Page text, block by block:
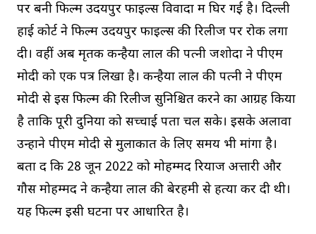
पर बनी फिल्म उदयपुर फाइल्स विवादों में घिर गई है। दिल्ली
हाई कोर्ट ने फिल्म उदयपुर फाइल्स की रिलीज पर रोक लगा
दी। वहीं अब मृतक कन्हैया लाल की पत्नी जशोदा ने पीएम
मोदी को एक पत्र लिखा है। कन्हैया लाल की पत्नी ने पीएम
मोदी से इस फिल्म की रिलीज सुनिश्चित करने का आग्रह किया
है ताकि पूरी दुनिया को सच्चाई पता चल सके। इसके अलावा
उन्होंने पीएम मोदी से मुलाकात के लिए समय भी मांगा है।
बता दें कि 28 जून 2022 को मोहम्मद रियाज अत्तारी और
गौस मोहम्मद ने कन्हैया लाल की बेरहमी से हत्या कर दी थी।
यह फिल्म इसी घटना पर आधारित है।